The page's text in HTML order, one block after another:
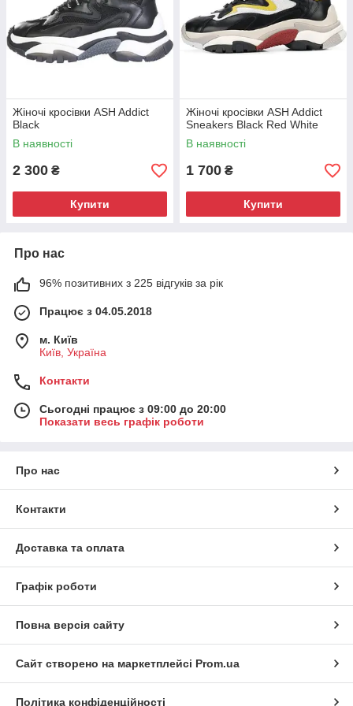
Жіночі кросівки ASH Addict
Black
В наявності
2 300 ₴
Купити
Жіночі кросівки ASH Addict
Sneakers Black Red White
В наявності
1 700 ₴
Купити
Про нас
96% позитивних з 225 відгуків за рік
Працює з 04.05.2018
м. Київ
Київ, Україна
Контакти
Сьогодні працює з 09:00 до 20:00
Показати весь графік роботи
Про нас
Контакти
Доставка та оплата
Графік роботи
Повна версія сайту
Сайт створено на маркетплейсі Prom.ua
Політика конфіденційності